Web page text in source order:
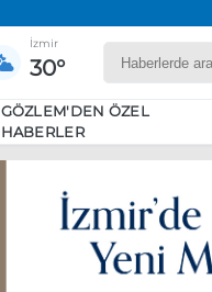
İzmir
30°
GÖZLEM'DEN ÖZEL
HABERLER